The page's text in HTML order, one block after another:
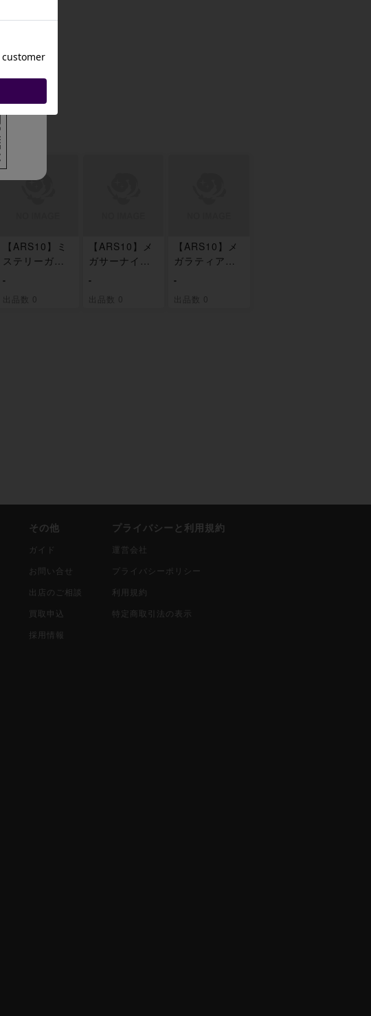
【ARS10】ミ
ステリーガー
-
出品数 0
【ARS10】メ
ガサーナイトe
-
出品数 0
【ARS10】メ
ガラティアスe
-
出品数 0
その他
ガイド
お問い合せ
出店のご相談
買取申込
採用情報
プライバシーと利用規約
運営会社
プライバシーポリシー
利用規約
特定商取引法の表示